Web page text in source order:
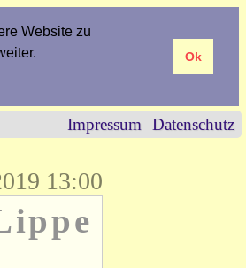
Website zu
Ok
Impressum
Datenschutz
13:00